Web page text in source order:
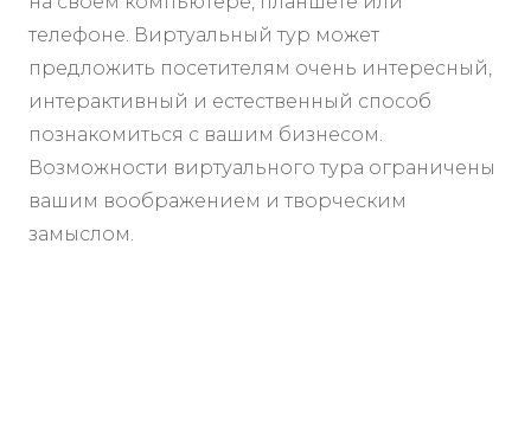
телефоне. Виртуальный тур может
предложить посетителям очень интересный,
интерактивный и естественный способ
познакомиться с вашим бизнесом.
Возможности виртуального тура ограничены
вашим воображением и творческим
замыслом.